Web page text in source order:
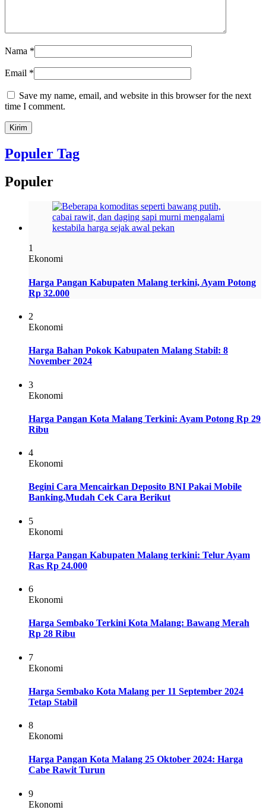
Nama *
Email *
Save my name, email, and website in this browser for the next
time I comment.
Populer Tag
Populer
1
Ekonomi
Harga Pangan Kabupaten Malang terkini, Ayam Potong
Rp 32.000
2
Ekonomi
Harga Bahan Pokok Kabupaten Malang Stabil: 8
November 2024
3
Ekonomi
Harga Pangan Kota Malang Terkini: Ayam Potong Rp 29
Ribu
4
Ekonomi
Begini Cara Mencairkan Deposito BNI Pakai Mobile
Banking,Mudah Cek Cara Berikut
5
Ekonomi
Harga Pangan Kabupaten Malang terkini: Telur Ayam
Ras Rp 24.000
6
Ekonomi
Harga Sembako Terkini Kota Malang: Bawang Merah
Rp 28 Ribu
7
Ekonomi
Harga Sembako Kota Malang per 11 September 2024
Tetap Stabil
8
Ekonomi
Harga Pangan Kota Malang 25 Oktober 2024: Harga
Cabe Rawit Turun
9
Ekonomi